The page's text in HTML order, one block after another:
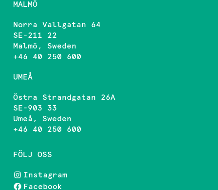
MALMÖ
Norra Vallgatan 64
SE-211 22
Malmö, Sweden
+46 40 250 600
UMEÅ
Östra Strandgatan 26A
SE-903 33
Umeå, Sweden
+46 40 250 600
FÖLJ OSS
Instagram
Facebook